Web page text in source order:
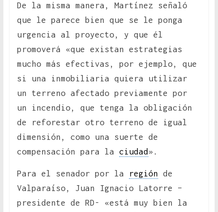
De la misma manera, Martínez señaló
que le parece bien que se le ponga
urgencia al proyecto, y que él
promoverá «que existan estrategias
mucho más efectivas, por ejemplo, que
si una inmobiliaria quiera utilizar
un terreno afectado previamente por
un incendio, que tenga la obligación
de reforestar otro terreno de igual
dimensión, como una suerte de
compensación para la ciudad ».
Para el senador por la región de
Valparaíso, Juan Ignacio Latorre –
presidente de RD- «está muy bien la